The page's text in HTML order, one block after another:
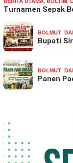
Turnamen Sepak
BOLMUT,
Bupati
BOLMUT,
Panen